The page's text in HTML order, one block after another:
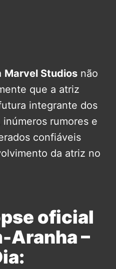
Marvel Studios não
que a atriz
integrante dos
rumores e
confiáveis
da atriz no
oficial
Aranha –